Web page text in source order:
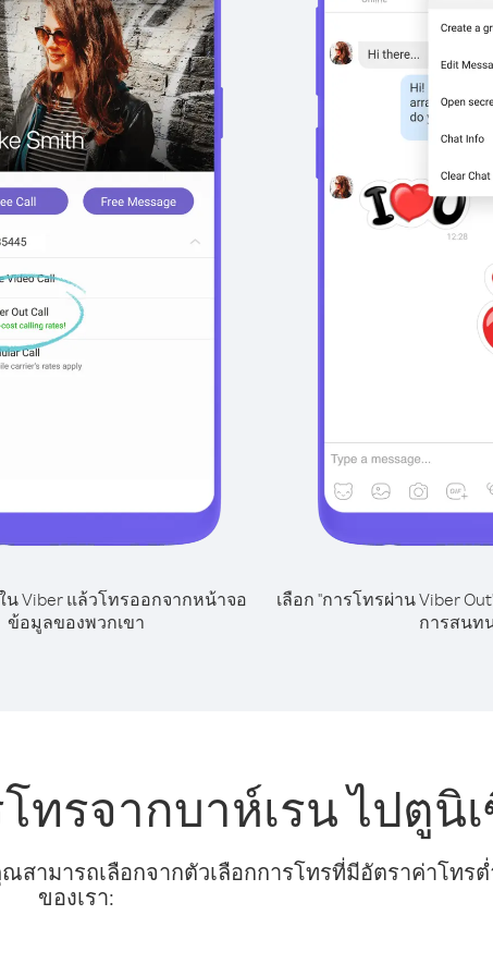
น Viber แล้วโทรออกจากหน้าจอ
ข้อมูลของพวกเขา
เลือก "การโทรผ่าน Viber
การสนท
ทรจากบาห์เรน ไปตูนิ
ามารถเลือกจากตัวเลือกการโทรที่มีอัตราค่าโทร
ของเรา: